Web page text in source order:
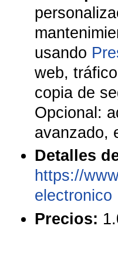
usando
web,
copia de
Opcional:
avanzado,
Detalles
https://
electronico
Precios: